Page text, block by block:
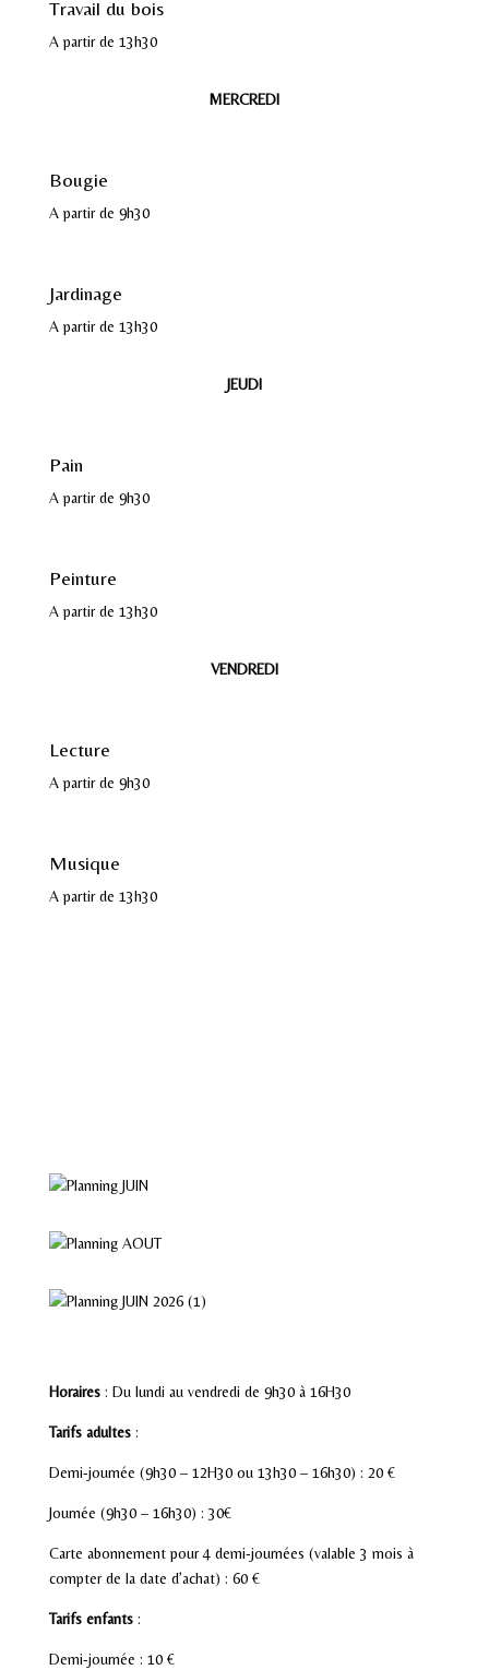
Travail du bois
A partir de 13h30
MERCREDI
Bougie
A partir de 9h30
Jardinage
A partir de 13h30
JEUDI
Pain
A partir de 9h30
Peinture
A partir de 13h30
VENDREDI
Lecture
A partir de 9h30
Musique
A partir de 13h30
Horaires: Du lundi au vendredi de 9h30 à 16H30
Tarifs adultes:
Demi-journée (9h30 – 12H30 ou 13h30 – 16h30) : 20 €
Journée (9h30 – 16h30) : 30€
Carte abonnement pour 4 demi-journées (valable 3 mois à
compter de la date d’achat) : 60 €
Tarifs enfants:
Demi-journée : 10 €